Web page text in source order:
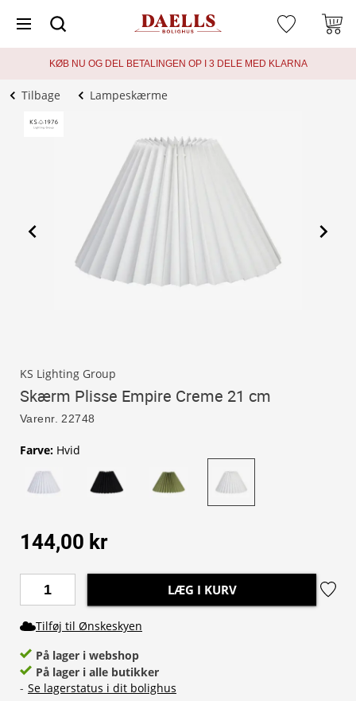
KØB NU OG DEL BETALINGEN OP I 3 DELE MED KLARNA
Tilbage Lampeskærme
KS Lighting Group
Skærm Plisse Empire Creme 21 cm
Varenr. 22748
Farve: Hvid
144,00 kr
LÆG I KURV
Tilføj til Ønskeskyen
På lager i webshop
På lager i alle butikker
- Se lagerstatus i dit bolighus